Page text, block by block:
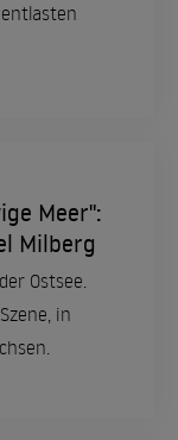
Meer":
Milberg
Ostsee.
in